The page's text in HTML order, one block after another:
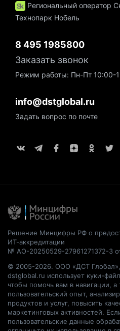
Региональный оператор
Технопарк Нобель
8 495 1985800
Заказать звонок
Режим работы: Пн-Пт 10:00-
info@dstglobal.ru
Задать вопрос по почте
Решение Минцифры РФ о
ИТ-аккредитации
№ АО-20250529-27961271372-3
© 2005-2026. ООО «ДСТ
dstglobal.ru использует куки-
чтобы помочь вам в навигации,
пользовательский опыт,
продуктов и услуг, повысить
маркетинговых активностей.
пользовательские данные